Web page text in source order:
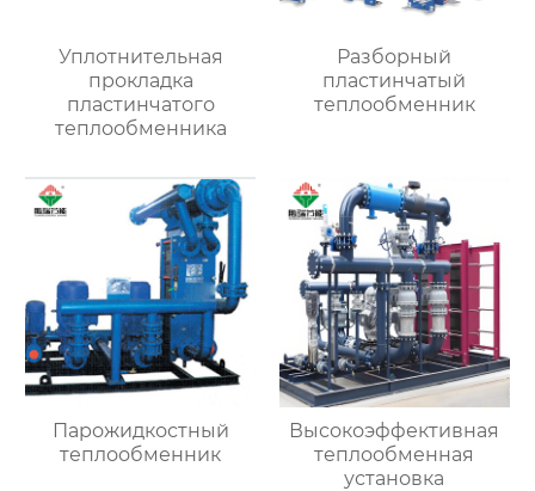
Уплотнительная
прокладка
пластинчатого
теплообменника
Разборный
пластинчатый
теплообменник
Парожидкостный
теплообменник
Высокоэффективная
теплообменная
установка